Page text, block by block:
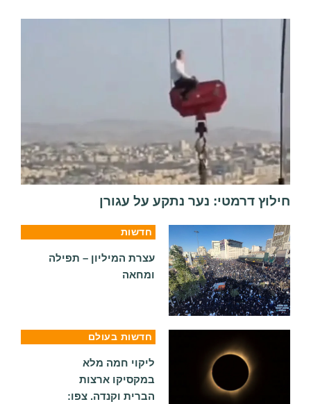
חילוץ דרמטי: נער נתקע על עגורן
חדשות
עצרת המיליון – תפילה
ומחאה
חדשות בעולם
ליקוי חמה מלא
במקסיקו ארצות
הברית וקנדה. צפו: